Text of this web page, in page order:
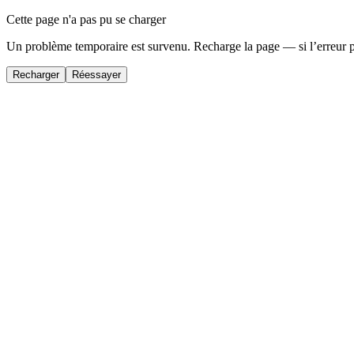
Cette page n'a pas pu se charger
Un problème temporaire est survenu. Recharge la page — si
Recharger Réessayer